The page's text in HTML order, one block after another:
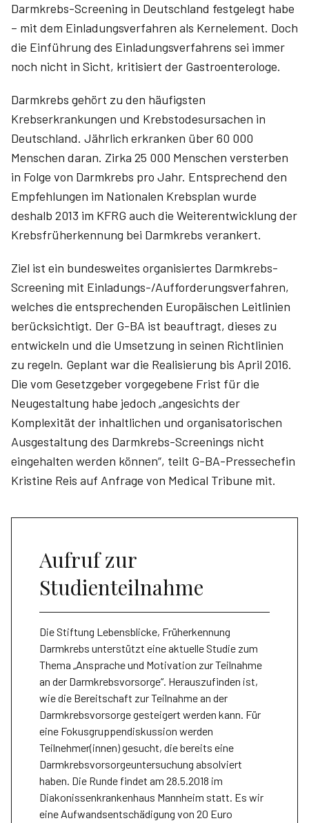
Darmkrebs-Screening in Deutschland festgelegt habe
– mit dem Einladungsverfahren als Kernelement. Doch
die Einführung des Einladungsverfahrens sei immer
noch nicht in Sicht, kritisiert der Gastroenterologe.
Darmkrebs gehört zu den häufigsten
Krebserkrankungen und Krebstodesursachen in
Deutschland. Jährlich erkranken über 60 000
Menschen daran. Zirka 25 000 Menschen versterben
in Folge von Darmkrebs pro Jahr. Entsprechend den
Empfehlungen im Nationalen Krebsplan wurde
deshalb 2013 im KFRG auch die Weiterentwicklung der
Krebsfrüherkennung bei Darmkrebs verankert.
Ziel ist ein bundesweites organisiertes Darmkrebs-
Screening mit Einladungs-/Aufforderungsverfahren,
welches die entsprechenden Europäischen Leitlinien
berücksichtigt. Der G-BA ist beauftragt, dieses zu
entwickeln und die Umsetzung in seinen Richtlinien
zu regeln. Geplant war die Realisierung bis April 2016.
Die vom Gesetzgeber vorgegebene Frist für die
Neugestaltung habe jedoch „angesichts der
Komplexität der inhaltlichen und organisatorischen
Ausgestaltung des Darmkrebs-Screenings nicht
eingehalten werden können“, teilt G-BA-Pressechefin
Kristine Reis auf Anfrage von Medical Tribune mit.
Aufruf zur
Studienteilnahme
Die Stiftung Lebensblicke, Früherkennung
Darmkrebs unterstützt eine aktuelle Studie zum
Thema „Ansprache und Motivation zur Teilnahme
an der Darmkrebsvorsorge“. Herauszufinden ist,
wie die Bereitschaft zur Teilnahme an der
Darmkrebsvorsorge gesteigert werden kann. Für
eine Fokusgruppendiskussion werden
Teilnehmer(innen) gesucht, die bereits eine
Darmkrebsvorsorgeuntersuchung absolviert
haben. Die Runde findet am 28.5.2018 im
Diakonissenkrankenhaus Mannheim statt. Es wir
eine Aufwandsentschädigung von 20 Euro